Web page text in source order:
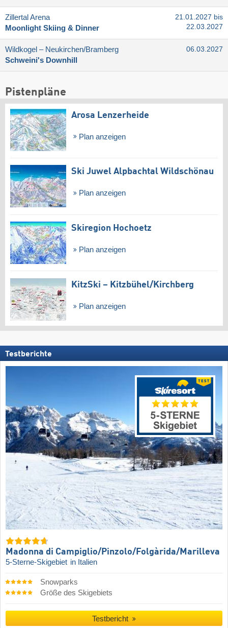
Zillertal Arena
Moonlight Skiing & Dinner
21.01.2027 bis
22.03.2027
Wildkogel – Neukirchen/​Bramberg
Schweini's Downhill
06.03.2027
Pistenpläne
Arosa Lenzerheide
Plan anzeigen
Ski Juwel Alpbachtal Wildschönau
Plan anzeigen
Skiregion Hochoetz
Plan anzeigen
KitzSki – Kitzbühel/​Kirchberg
Plan anzeigen
Testberichte
Madonna di Campiglio/​Pinzolo/​Folgàrida/​Marilleva
5-Sterne-Skigebiet in Italien
Snowparks
Größe des Skigebiets
Testbericht